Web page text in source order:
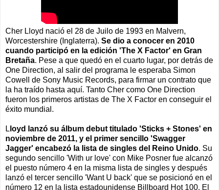
Cher Lloyd nació el 28 de Juilo de 1993 en Malvern,
Worcestershire (Inglaterra). Se dio a conocer en 2010
cuando participó en la edición 'The X Factor' en Gran
Bretaña. Pese a que quedó en el cuarto lugar, por detrás de
One Direction, al salir del programa le esperaba Simon
Cowell de Sony Music Records, para firmar un contrato que
la ha traído hasta aquí. Tanto Cher como One Direction
fueron los primeros artistas de The X Factor en conseguir el
éxito mundial.
L loyd lanzó su álbum debut titulado 'Sticks + Stones' en
noviembre de 2011, y el primer sencillo 'Swagger
Jagger' encabezó la lista de singles del Reino Unido. Su
segundo sencillo 'With ur love' con Mike Posner fue alcanzó
el puesto número 4 en la misma lista de singles y después
lanzó el tercer sencillo 'Want U back' que se posicionó en el
número 12 en la lista estadounidense Billboard Hot 100. El